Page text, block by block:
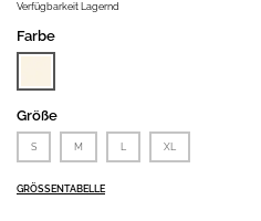
Verfügbarkeit Lagernd
Farbe
Größe
S M L XL
GRÖSSENTABELLE